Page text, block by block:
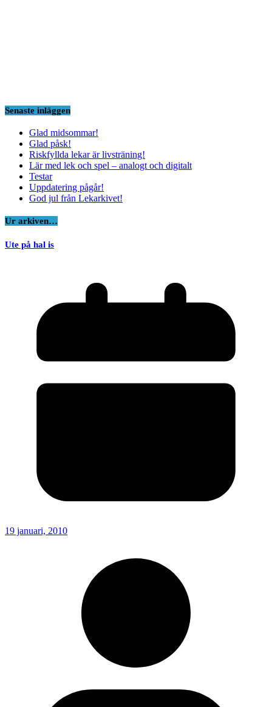
Senaste inläggen
Glad midsommar!
Glad påsk!
Riskfyllda lekar är livsträning!
Lär med lek och spel – analogt och digitalt
Testar
Uppdatering pågår!
God jul från Lekarkivet!
Ur arkiven…
Ute på hal is
19 januari, 2010